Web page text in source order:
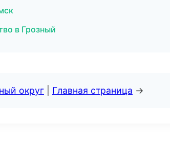
в Грозный
округ Главная страница →